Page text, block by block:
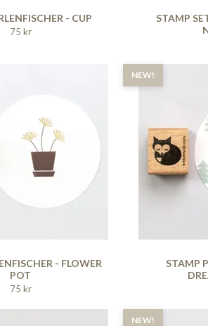
- CUP
75 kr
STAMP
- FLOWER
POT
75 kr
NEW!
STAMP
NEW!